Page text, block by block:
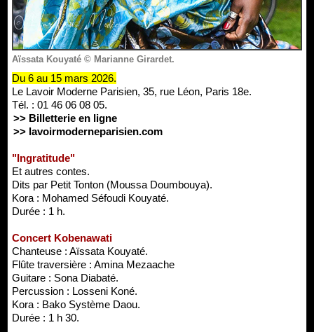
Aïssata Kouyaté © Marianne Girardet.
Du 6 au 15 mars 2026.
Le Lavoir Moderne Parisien, 35, rue Léon, Paris 18e.
Tél. : 01 46 06 08 05.
>> Billetterie en ligne
>> lavoirmoderneparisien.com
"Ingratitude"
Et autres contes.
Dits par Petit Tonton (Moussa Doumbouya).
Kora : Mohamed Séfoudi Kouyaté.
Durée : 1 h.
Concert Kobenawati
Chanteuse : Aïssata Kouyaté.
Flûte traversière : Amina Mezaache
Guitare : Sona Diabaté.
Percussion : Losseni Koné.
Kora : Bako Système Daou.
Durée : 1 h 30.